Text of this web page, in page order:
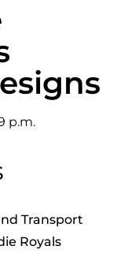
p.m.
Transport
Royals